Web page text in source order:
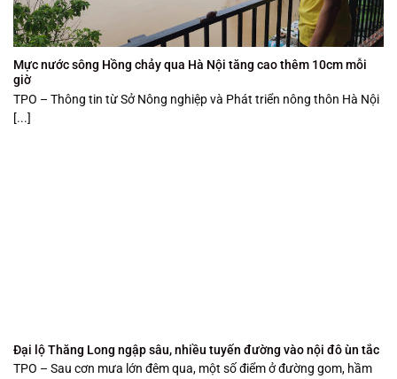
Mực nước sông Hồng chảy qua Hà Nội tăng cao thêm 10cm mỗi
giờ
TPO – Thông tin từ Sở Nông nghiệp và Phát triển nông thôn Hà Nội
[...]
Đại lộ Thăng Long ngập sâu, nhiều tuyến đường vào nội đô ùn tắc
TPO – Sau cơn mưa lớn đêm qua, một số điểm ở đường gom, hầm